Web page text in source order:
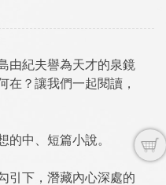
由紀夫譽為天才的泉鏡
在？讓我們一起閱讀，
的中、短篇小說。
引下，潛藏內心深處的